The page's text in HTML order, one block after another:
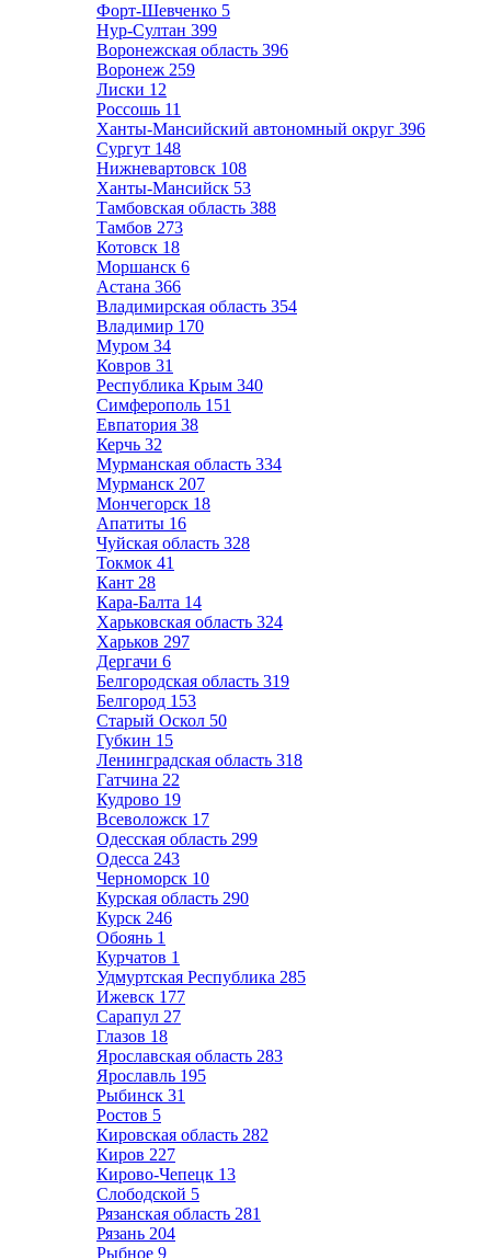
Форт-Шевченко 5
Нур-Султан 399
Воронежская область 396
Воронеж 259
Лиски 12
Россошь 11
Ханты-Мансийский автономный округ 396
Сургут 148
Нижневартовск 108
Ханты-Мансийск 53
Тамбовская область 388
Тамбов 273
Котовск 18
Моршанск 6
Астана 366
Владимирская область 354
Владимир 170
Муром 34
Ковров 31
Республика Крым 340
Симферополь 151
Евпатория 38
Керчь 32
Мурманская область 334
Мурманск 207
Мончегорск 18
Апатиты 16
Чуйская область 328
Токмок 41
Кант 28
Кара-Балта 14
Харьковская область 324
Харьков 297
Дергачи 6
Белгородская область 319
Белгород 153
Старый Оскол 50
Губкин 15
Ленинградская область 318
Гатчина 22
Кудрово 19
Всеволожск 17
Одесская область 299
Одесса 243
Черноморск 10
Курская область 290
Курск 246
Обоянь 1
Курчатов 1
Удмуртская Республика 285
Ижевск 177
Сарапул 27
Глазов 18
Ярославская область 283
Ярославль 195
Рыбинск 31
Ростов 5
Кировская область 282
Киров 227
Кирово-Чепецк 13
Слободской 5
Рязанская область 281
Рязань 204
Рыбное 9